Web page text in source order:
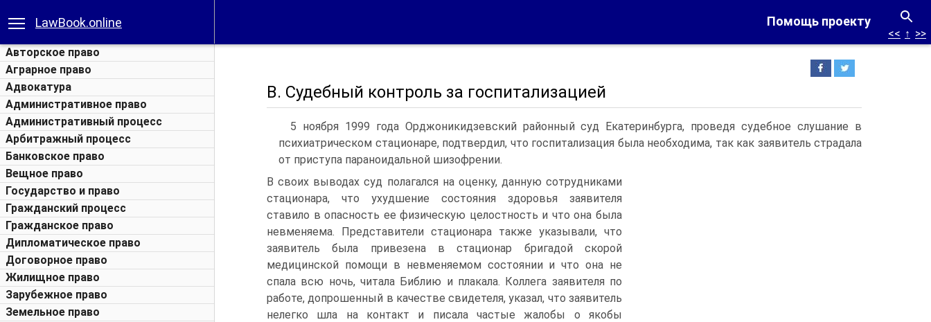
Помощь проекту
LawBook.online
Авторское право
Аграрное право
Адвокатура
Административное право
Административный процесс
Арбитражный процесс
Банковское право
Вещное право
Государство и право
Гражданский процесс
Гражданское право
Дипломатическое право
Договорное право
Жилищное право
Зарубежное право
Земельное право
<< ↑ >>
B. Судебный контроль за госпитализацией
5 ноября 1999 года Орджоникидзевский районный суд Екатеринбурга, проведя судебное слушание в
психиатрическом стационаре, подтвердил, что госпитализация была необходима, так как заявитель страдала
от приступа параноидальной шизофрении.
В своих выводах суд полагался на оценку, данную сотрудниками
стационара, что ухудшение состояния здоровья заявителя
ставило в опасность ее физическую целостность и что она была
невменяема. Представители стационара также указывали, что
заявитель была привезена в стационар бригадой скорой
медицинской помощи в невменяемом состоянии и что она не
спала всю ночь, читала Библию и плакала. Коллега заявителя по
работе, допрошенный в качестве свидетеля, указал, что заявитель
нелегко шла на контакт и писала частые жалобы о якобы